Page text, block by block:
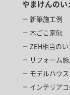
やまけんのい
新築施工例
木ごこ家fit
ZEH相当のい
リフォーム施
モデルハウス
インテリア